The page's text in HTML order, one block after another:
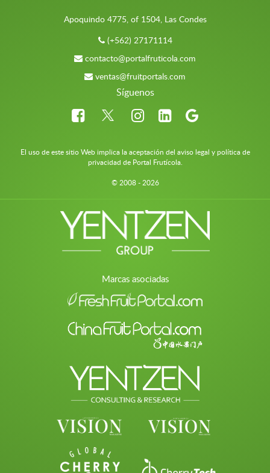
Apoquindo 4775, of 1504, Las Condes
(+562) 27171114
contacto@portalfruticola.com
ventas@fruitportals.com
Síguenos
El uso de este sitio Web implica la aceptación del aviso legal y política de
privacidad de Portal Frutícola.
© 2008 - 2026
Marcas asociadas